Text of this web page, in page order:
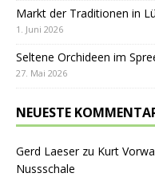
Markt der Traditionen in
1. Juni 2026
Seltene Orchideen im
27. Mai 2026
NEUESTE
Gerd Laeserzu Kurt
Nussschale